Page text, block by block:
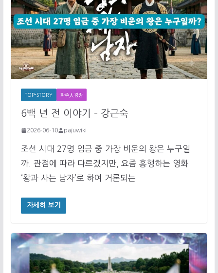
TOP-STORY 파주人광장
6백 년 전 이야기 – 강근숙
2026-06-10 pajuwiki
조선 시대 27명 임금 중 가장 비운의 왕은 누구일
까. 관점에 따라 다르겠지만, 요즘 흥행하는 영화
‘왕과 사는 남자’로 하여 거론되는
자세히 보기